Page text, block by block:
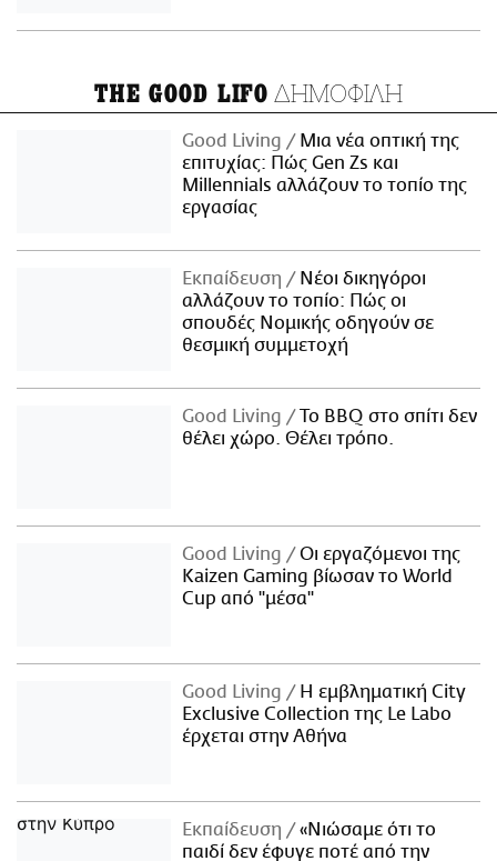
THE GOOD LIFO ΔΗΜΟΦΙΛΗ
Good Living
Μια νέα οπτική της
επιτυχίας: Πώς Gen Zs και
Millennials αλλάζουν το τοπίο της
εργασίας
Εκπαίδευση
Νέοι δικηγόροι
αλλάζουν το τοπίο: Πώς οι
σπουδές Νομικής οδηγούν σε
θεσμική συμμετοχή
Good Living
Το BBQ στο σπίτι δεν
θέλει χώρο. Θέλει τρόπο.
Good Living
Οι εργαζόμενοι της
Kaizen Gaming βίωσαν το World
Cup από "μέσα"
Good Living
Η εμβληματική City
Exclusive Collection της Le Labo
έρχεται στην Αθήνα
Εκπαίδευση
«Νιώσαμε ότι το
παιδί δεν έφυγε ποτέ από την